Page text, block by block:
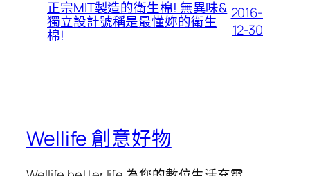
正宗MIT製造的衛生棉! 無異味&
獨立設計號稱是最懂妳的衛生
棉!
2016-
12-30
Wellife 創意好物